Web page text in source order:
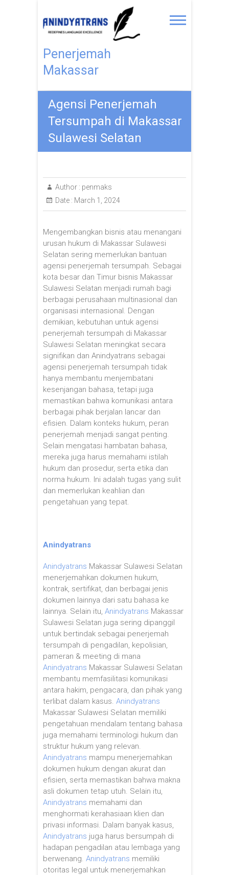
Penerjemah
Makassar
Agensi Penerjemah
Tersumpah di Makassar
Sulawesi Selatan
Author : penmaks
Date : March 1, 2024
Mengembangkan bisnis atau menangani
urusan hukum di Makassar Sulawesi
Selatan sering memerlukan bantuan
agensi penerjemah tersumpah. Sebagai
kota besar dan Timur bisnis Makassar
Sulawesi Selatan menjadi rumah bagi
berbagai perusahaan multinasional dan
organisasi internasional. Dengan
demikian, kebutuhan untuk agensi
penerjemah tersumpah di Makassar
Sulawesi Selatan meningkat secara
signifikan dan Anindyatrans sebagai
agensi penerjemah tersumpah tidak
hanya membantu menjembatani
kesenjangan bahasa, tetapi juga
memastikan bahwa komunikasi antara
berbagai pihak berjalan lancar dan
efisien. Dalam konteks hukum, peran
penerjemah menjadi sangat penting.
Selain mengatasi hambatan bahasa,
mereka juga harus memahami istilah
hukum dan prosedur, serta etika dan
norma hukum. Ini adalah tugas yang sulit
dan memerlukan keahlian dan
pengetahuan yang tepat.
Anindyatrans
Anindyatrans Makassar Sulawesi Selatan
menerjemahkan dokumen hukum,
kontrak, sertifikat, dan berbagai jenis
dokumen lainnya dari satu bahasa ke
lainnya. Selain itu, Anindyatrans Makassar
Sulawesi Selatan juga sering dipanggil
untuk bertindak sebagai penerjemah
tersumpah di pengadilan, kepolisian,
pameran & meeting di mana
Anindyatrans Makassar Sulawesi Selatan
membantu memfasilitasi komunikasi
antara hakim, pengacara, dan pihak yang
terlibat dalam kasus. Anindyatrans
Makassar Sulawesi Selatan memiliki
pengetahuan mendalam tentang bahasa
juga memahami terminologi hukum dan
struktur hukum yang relevan.
Anindyatrans mampu menerjemahkan
dokumen hukum dengan akurat dan
efisien, serta memastikan bahwa makna
asli dokumen tetap utuh. Selain itu,
Anindyatrans memahami dan
menghormati kerahasiaan klien dan
privasi informasi. Dalam banyak kasus,
Anindyatrans juga harus bersumpah di
hadapan pengadilan atau lembaga yang
berwenang. Anindyatrans memiliki
otoritas legal untuk menerjemahkan